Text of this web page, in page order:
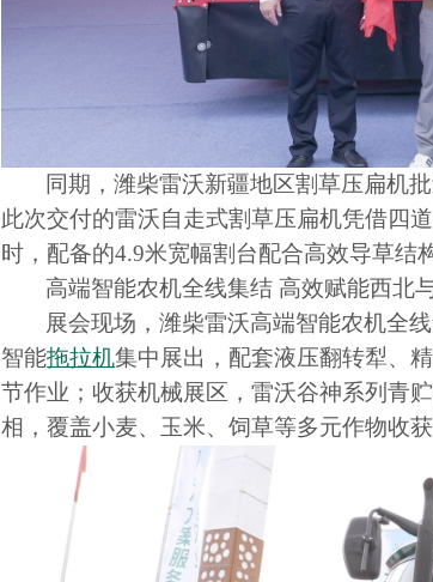
同期，潍柴雷沃新疆地区割草压扁机
此次交付的雷沃自走式割草压扁机凭借四
时，配备的4.9米宽幅割台配合高效导草结
高端智能农机全线集结 高效赋能西北
展会现场，潍柴雷沃高端智能农机全
智能拖拉机集中展出，配套液压翻转犁、
节作业；收获机械展区，雷沃谷神系列青
相，覆盖小麦、玉米、饲草等多元作物收